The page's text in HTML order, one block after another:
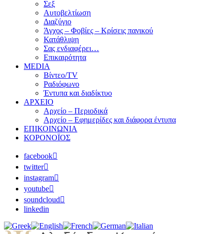
Σεξ
Αυτοβελτίωση
Διαζύγιο
Άγχος – Φοβίες – Κρίσεις πανικού
Κατάθλιψη
Σας ενδιαφέρει…
Επικαιρότητα
MEDIA
Βίντεο/TV
Ραδιόφωνο
Έντυπα και διαδίκτυο
ΑΡΧΕΙΟ
Αρχείο – Περιοδικά
Αρχείο – Εφημερίδες και διάφορα έντυπα
ΕΠΙΚΟΙΝΩΝΙΑ
ΚΟΡΟΝΟΪΟΣ
facebook
twitter
instagram
youtube
soundcloud
linkedin